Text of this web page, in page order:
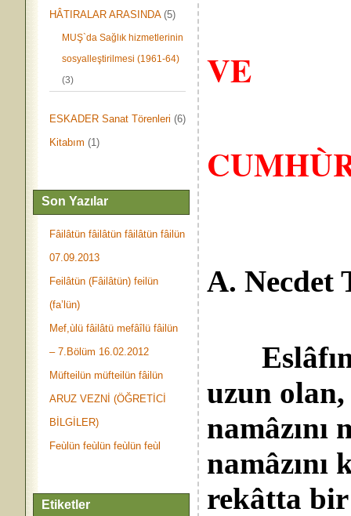
HÂTIRALAR ARASINDA(5)
MUŞ`da Sağlık hizmetlerinin
sosyalleştirilmesi (1961-64)
(3)
ESKADER Sanat Törenleri (6)
Kitabım (1)
Son Yazılar
Fâilâtün fâilâtün fâilâtün fâilün
07.09.2013
Feilâtün (Fâilâtün) feilün
(fa’lün)
Mef,ùlü fâilâtü mefâîlü fâilün
– 7.Bölüm 16.02.2012
Müfteilün müfteilün fâilün
ARUZ VEZNİ (ÖĞRETİCİ
BİLGİLER)
Feùlün feùlün feùlün feùl
Etiketler
VE
A. Necdet
uzun olan,
namâzını
namâzını
rekâtta bir